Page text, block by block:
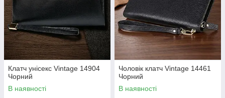
Клатч унісекс Vintage 14904
Чорний
В наявності
Чоловік клатч Vintage 14461
Чорний
В наявності